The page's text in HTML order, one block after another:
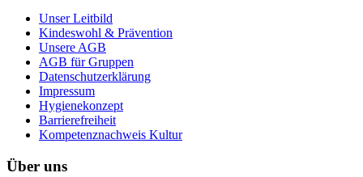
Unser Leitbild
Kindeswohl & Prävention
Unsere AGB
AGB für Gruppen
Datenschutzerklärung
Impressum
Hygienekonzept
Barrierefreiheit
Kompetenznachweis Kultur
Über uns